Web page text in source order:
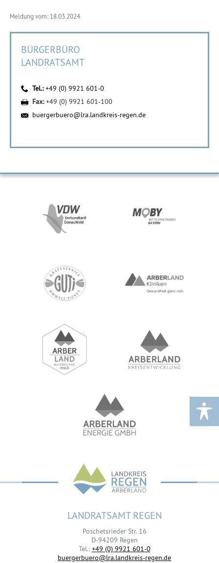
Meldung vom: 18.03.2024
BÜRGERBÜRO
LANDRATSAMT
Tel.:+49 (0) 9921 601-0
Fax:+49 (0) 9921 601-100
buergerbuero@lra.landkreis-regen.de
LANDRATSAMT REGEN
Poschetsrieder Str. 16
D-94209 Regen
Tel.: +49 (0) 9921 601-0
buergerbuero@lra.landkreis-regen.de